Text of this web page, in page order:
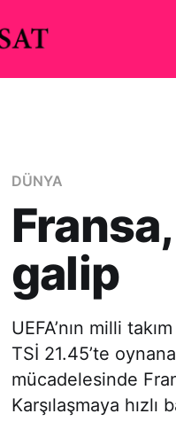
DÜNYA
galip
UEFA’nın milli
TSİ 21.45’te
mücadelesinde
Karşılaşmaya